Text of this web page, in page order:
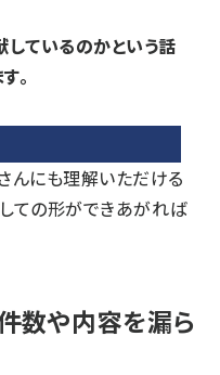
しているのかという話
。
んにも理解いただける
ての形ができあがれば
数や内容を漏ら